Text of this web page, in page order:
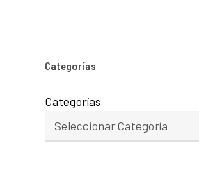
Categorías
Categorías